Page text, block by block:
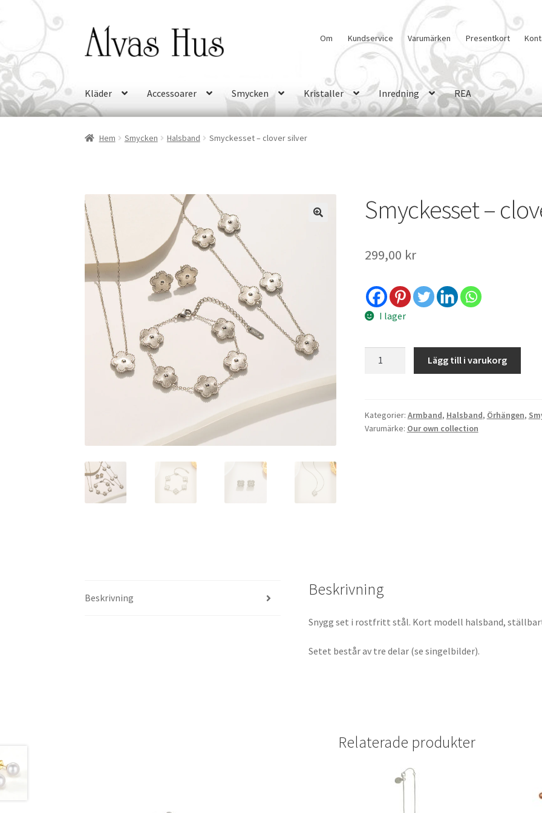
Hoppa
till
Hoppa
till
Om Kundservice Varumärken Presentkort
Kläder Accessoarer Smycken Kristaller Inredning REA
Hem Smycken Halsband Smyckesset – clover silver
Smyckesset –
299,00 kr
I lager
mängd
Lägg till i varukorg
Kategorier: Armband, Halsband, Örhängen,
Varumärke: Our own collection
Beskrivning Beskrivning
Snygg set i rostfritt stål. Kort modell halsband,
Setet består av tre delar (se singelbilder).
Relaterade produkter